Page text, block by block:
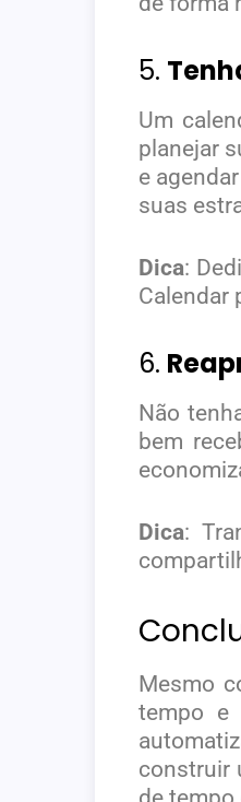
5.
Um
planejar
e
suas
Dica:
Calendar
6.
Não
bem
Dica:
Mesmo
tempo e
construir